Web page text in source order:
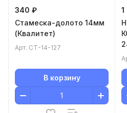
340 ₽
Стамеска-долото 14мм
(Квалитет)
Арт. СТ-14-127
В корзину